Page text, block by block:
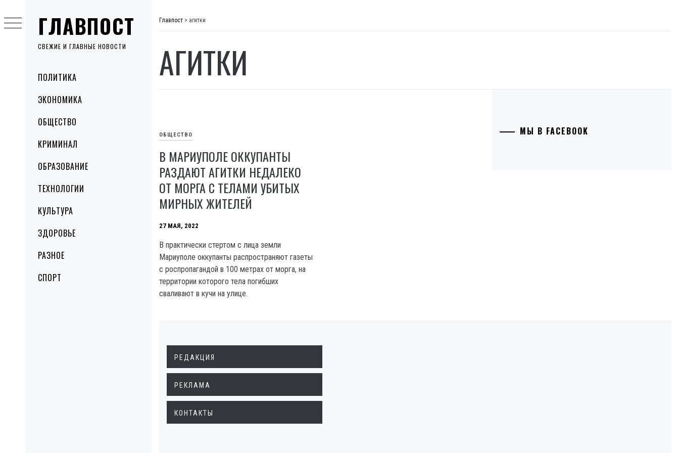
ГЛАВПОСТ
СВЕЖИЕ И ГЛАВНЫЕ НОВОСТИ
MenuПОЛИТИКА
ЭКОНОМИКА
ОБЩЕСТВО
КРИМИНАЛ
ОБРАЗОВАНИЕ
ТЕХНОЛОГИИ
КУЛЬТУРА
ЗДОРОВЬЕ
РАЗНОЕ
СПОРТ
to
content
Главпост > агитки
АГИТКИ
ОБЩЕСТВО
В МАРИУПОЛЕ ОККУПАНТЫ
РАЗДАЮТ АГИТКИ НЕДАЛЕКО
ОТ МОРГА С ТЕЛАМИ УБИТЫХ
МИРНЫХ ЖИТЕЛЕЙ
27 МАЯ, 2022
В практически стертом с лица земли
Мариуполе оккупанты распространяют газеты
с роспропагандой в 100 метрах от морга, на
территории которого тела погибших
сваливают в кучи на улице.
МЫ В FACEBOOK
РЕДАКЦИЯ
РЕКЛАМА
КОНТАКТЫ